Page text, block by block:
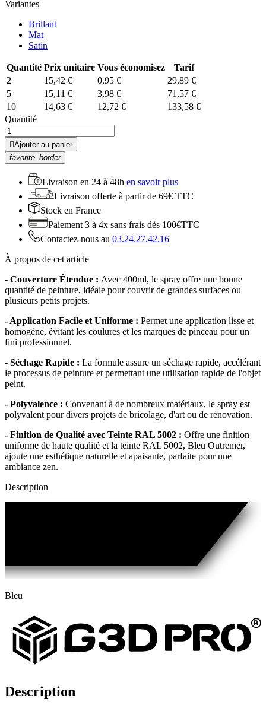
Variantes
Brillant
Mat
Satin
Quantité Prix unitaire Vous économisez
Tarif
2
15,42 € 0,95 €
29,89 €
5
15,11 € 3,98 €
71,57 €
10
14,63 € 12,72 €
133,58 €
Quantité
Ajouter au panier
favorite_border
Livraison en 24 à 48h en savoir plus
Livraison offerte à partir de 69€ TTC
Stock en France
Paiement 3 à 4x sans frais dès 100€TTC
Contactez-nous au 03.24.27.42.16
À propos de cet article
- Couverture Étendue : Avec 400ml, le spray offre une bonne
quantité de peinture, idéale pour couvrir de grandes surfaces ou
plusieurs petits projets.
- Application Facile et Uniforme : Permet une application lisse et
homogène, évitant les coulures et les marques de pinceau pour un
fini professionnel.
- Séchage Rapide : La formule assure un séchage rapide, accélérant
le processus de peinture et permettant une utilisation rapide de l'objet
peint.
- Polyvalence : Convenant à de nombreux matériaux, le spray est
polyvalent pour divers projets de bricolage, d'art ou de rénovation.
- Finition de Qualité avec Teinte RAL 5002 : Offre une finition
uniforme de haute qualité et la teinte RAL 5002, Bleu Outremer,
ajoute une esthétique naturelle et apaisante, parfaite pour une
ambiance zen.
Description
Bleu
Description